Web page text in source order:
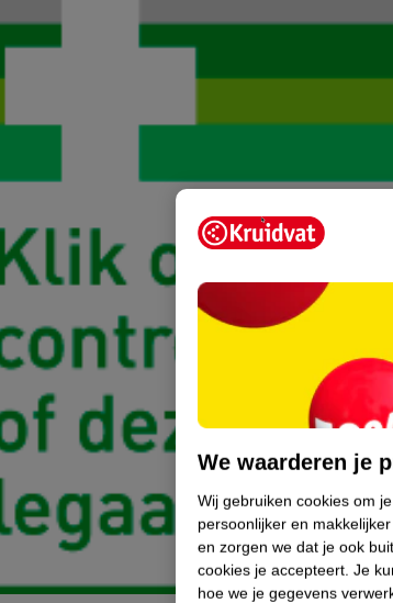
We waarderen je
Wij gebruiken cookies om
persoonlijker en
en zorgen we dat je ook
cookies je accepteert. Je
hoe we je gegevens